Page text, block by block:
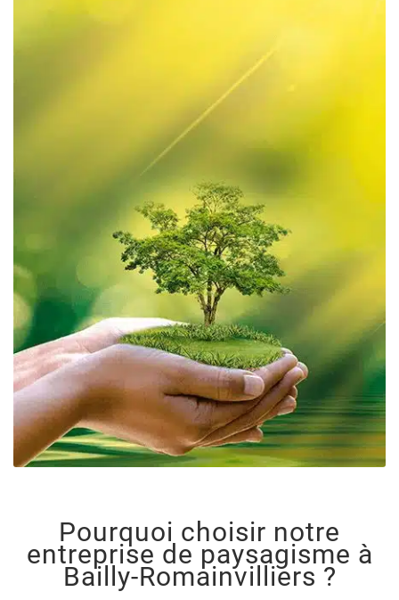
Pourquoi choisir notre
entreprise de paysagisme à
Bailly-Romainvilliers ?